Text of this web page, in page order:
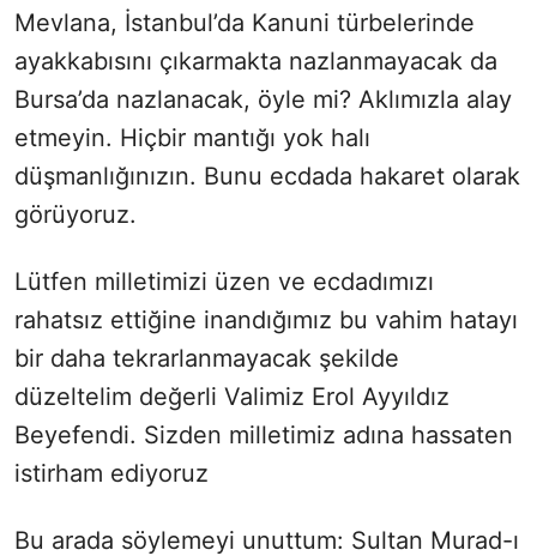
Mevlana, İstanbul’da Kanuni türbelerinde
ayakkabısını çıkarmakta nazlanmayacak da
Bursa’da nazlanacak, öyle mi? Aklımızla alay
etmeyin. Hiçbir mantığı yok halı
düşmanlığınızın. Bunu ecdada hakaret olarak
görüyoruz.
Lütfen milletimizi üzen ve ecdadımızı
rahatsız ettiğine inandığımız bu vahim hatayı
bir daha tekrarlanmayacak şekilde
düzeltelim değerli Valimiz Erol Ayyıldız
Beyefendi. Sizden milletimiz adına hassaten
istirham ediyoruz
Bu arada söylemeyi unuttum: Sultan Murad-ı